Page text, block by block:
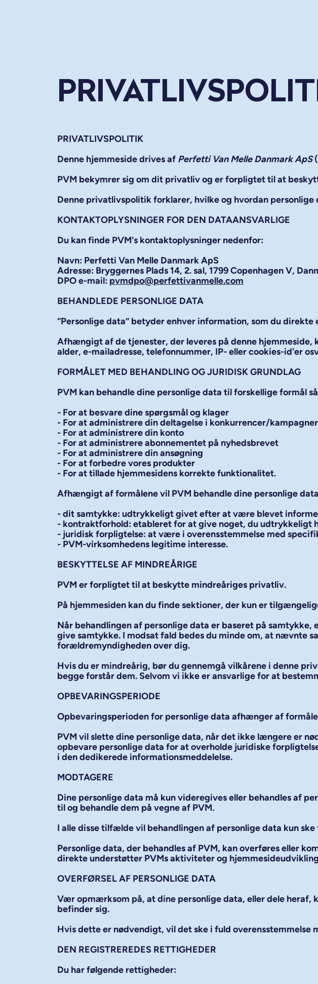
PRIVATLIVSPOLITIK
Denne hjemmeside drives af Perfetti Van Melle Danmark ApS
PVM bekymrer sig om dit privatliv og er forpligtet til at
Denne privatlivspolitik forklarer, hvilke og hvordan personlige
KONTAKTOPLYSNINGER FOR DEN DATAANSVARLIGE
Du kan finde PVM's kontaktoplysninger nedenfor:
Navn: Perfetti Van Melle Danmark ApS
Adresse: Bryggernes Plads 14, 2. sal, 1799 Copenhagen V,
DPO e-mail: pvmdpo@perfettivanmelle.com
BEHANDLEDE PERSONLIGE DATA
“Personlige data” betyder enhver information, som du
Afhængigt af de tjenester, der leveres på denne hjemmeside,
alder, e-mailadresse, telefonnummer, IP- eller cookies-id'er
FORMÅLET MED BEHANDLING OG JURIDISK GRUNDLAG
PVM kan behandle dine personlige data til forskellige formål
- For at besvare dine spørgsmål og klager
- For at administrere din deltagelse i konkurrencer/kampagner
- For at administrere din konto
- For at administrere abonnementet på nyhedsbrevet
- For at administrere din ansøgning
- For at forbedre vores produkter
- For at tillade hjemmesidens korrekte funktionalitet.
Afhængigt af formålene vil PVM behandle dine personlige
- dit samtykke: udtrykkeligt givet efter at være blevet
- kontraktforhold: etableret for at give noget, du udtrykkeligt
- juridisk forpligtelse: at være i overensstemmelse med
- PVM-virksomhedens legitime interesse.
BESKYTTELSE AF MINDREÅRIGE
PVM er forpligtet til at beskytte mindreåriges privatliv.
På hjemmesiden kan du finde sektioner, der kun er
Når behandlingen af personlige data er baseret på
give samtykke. I modsat fald bedes du minde om, at nævnte
forældremyndigheden over dig.
Hvis du er mindreårig, bør du gennemgå vilkårene i denne
begge forstår dem. Selvom vi ikke er ansvarlige for at
OPBEVARINGSPERIODE
Opbevaringsperioden for personlige data afhænger af
PVM vil slette dine personlige data, når det ikke længere er
opbevare personlige data for at overholde juridiske
i den dedikerede informationsmeddelelse.
MODTAGERE
Dine personlige data må kun videregives eller behandles af
til og behandle dem på vegne af PVM.
I alle disse tilfælde vil behandlingen af personlige data kun
Personlige data, der behandles af PVM, kan overføres eller
direkte understøtter PVMs aktiviteter og
OVERFØRSEL AF PERSONLIGE DATA
Vær opmærksom på, at dine personlige data, eller dele
befinder sig.
Hvis dette er nødvendigt, vil det ske i fuld
DEN REGISTREREDES RETTIGHEDER
Du har følgende rettigheder: